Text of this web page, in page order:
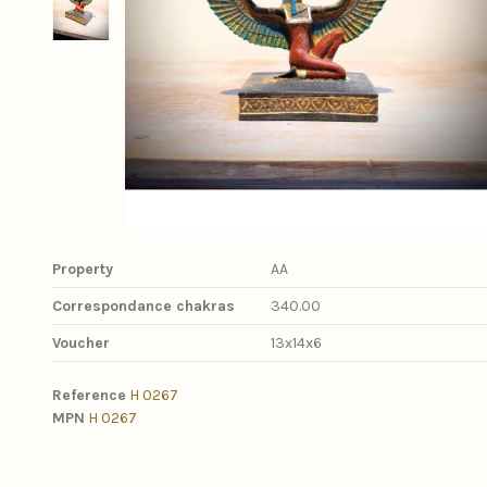
Property
AA
Correspondance chakras
340.00
Voucher
13x14x6
Reference H 0267
MPN H 0267